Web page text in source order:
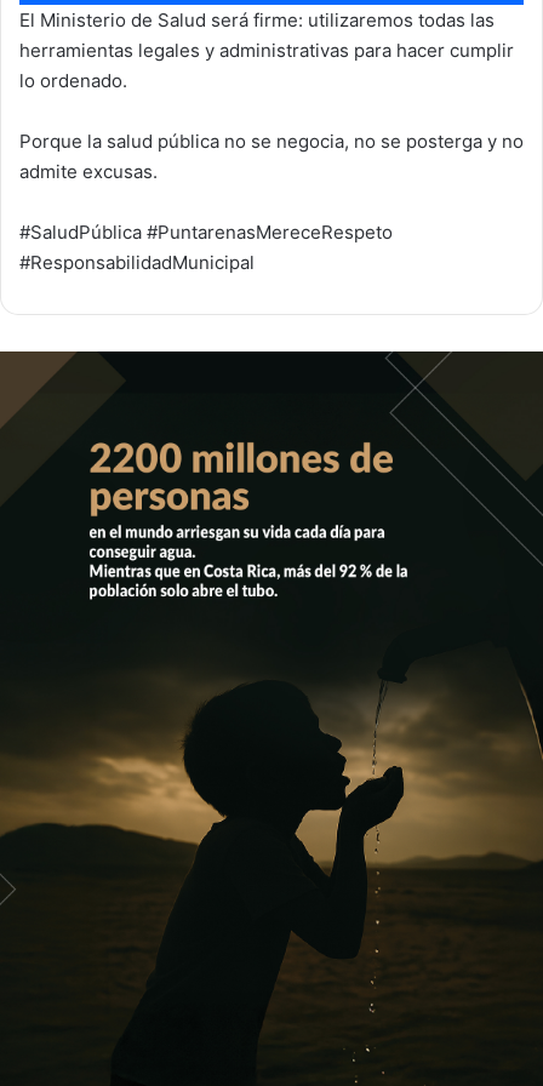
El Ministerio de Salud será firme: utilizaremos todas las
herramientas legales y administrativas para hacer cumplir
lo ordenado.
Porque la salud pública no se negocia, no se posterga y no
admite excusas.
#SaludPública #PuntarenasMereceRespeto
#ResponsabilidadMunicipal